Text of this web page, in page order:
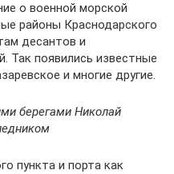
о военной морской
районы Краснодарского
десантов и
Так появились известные
и многие другие.
берегами Николай
пункта и порта как